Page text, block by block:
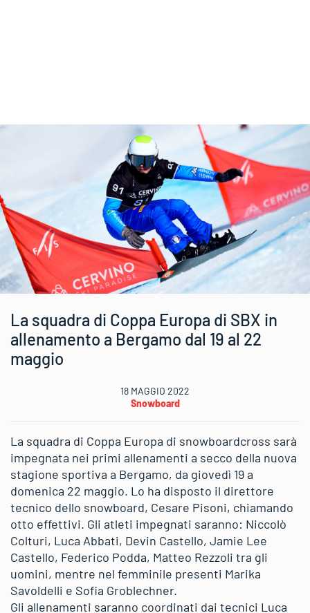
La squadra di Coppa Europa di SBX in
allenamento a Bergamo dal 19 al 22
maggio
18 MAGGIO 2022
Snowboard
La squadra di Coppa Europa di snowboardcross sarà
impegnata nei primi allenamenti a secco della nuova
stagione sportiva a Bergamo, da giovedì 19 a
domenica 22 maggio. Lo ha disposto il direttore
tecnico dello snowboard, Cesare Pisoni, chiamando
otto effettivi. Gli atleti impegnati saranno: Niccolò
Colturi, Luca Abbati, Devin Castello, Jamie Lee
Castello, Federico Podda, Matteo Rezzoli tra gli
uomini, mentre nel femminile presenti Marika
Savoldelli e Sofia Groblechner.
Gli allenamenti saranno coordinati dai tecnici Luca